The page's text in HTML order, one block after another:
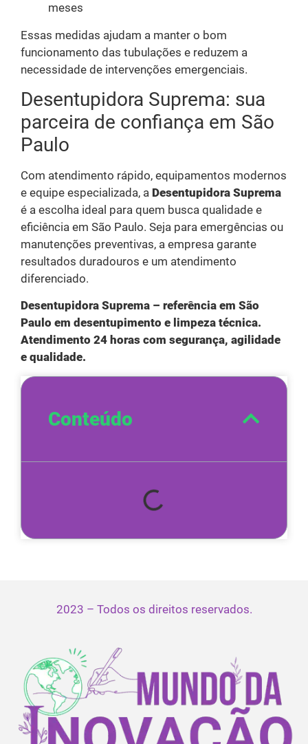
meses
Essas medidas ajudam a manter o bom
funcionamento das tubulações e reduzem a
necessidade de intervenções emergenciais.
Desentupidora Suprema: sua
parceira de confiança em São
Paulo
Com atendimento rápido, equipamentos modernos
e equipe especializada, a Desentupidora Suprema
é a escolha ideal para quem busca qualidade e
eficiência em São Paulo. Seja para emergências ou
manutenções preventivas, a empresa garante
resultados duradouros e um atendimento
diferenciado.
Desentupidora Suprema – referência em São
Paulo em desentupimento e limpeza técnica.
Atendimento 24 horas com segurança, agilidade
e qualidade.
Conteúdo
2023 – Todos os direitos reservados.